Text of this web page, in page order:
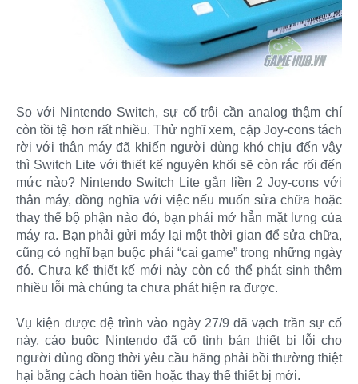
So với Nintendo Switch, sự cố trôi cần analog thậm chí
còn tồi tệ hơn rất nhiều. Thử nghĩ xem, cặp Joy-cons tách
rời với thân máy đã khiến người dùng khó chịu đến vậy
thì Switch Lite với thiết kế nguyên khối sẽ còn rắc rối đến
mức nào? Nintendo Switch Lite gắn liền 2 Joy-cons với
thân máy, đồng nghĩa với việc nếu muốn sửa chữa hoặc
thay thế bộ phận nào đó, bạn phải mở hẳn mặt lưng của
máy ra. Bạn phải gửi máy lại một thời gian để sửa chữa,
cũng có nghĩ bạn buộc phải “cai game” trong những ngày
đó. Chưa kể thiết kế mới này còn có thể phát sinh thêm
nhiều lỗi mà chúng ta chưa phát hiện ra được.
Vụ kiện được đệ trình vào ngày 27/9 đã vạch trần sự cố
này, cáo buộc Nintendo đã cố tình bán thiết bị lỗi cho
người dùng đồng thời yêu cầu hãng phải bồi thường thiệt
hại bằng cách hoàn tiền hoặc thay thế thiết bị mới.